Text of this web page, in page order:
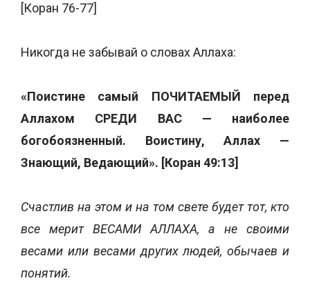
[Коран 76-77]
Никогда не забывай о словах Аллаха:
«Поистине самый ПОЧИТАЕМЫЙ перед
Аллахом СРЕДИ ВАС — наиболее
богобоязненный. Воистину, Аллах —
Знающий, Ведающий». [Коран 49:13]
Счастлив на этом и на том свете будет тот, кто
все мерит ВЕСАМИ АЛЛАХА, а не своими
весами или весами других людей, обычаев и
понятий.